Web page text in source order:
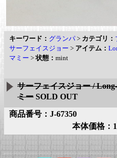
キーワード： グランパ > カテゴリ：
サーフェイスジョー > アイテム：
マミー >状態： mint
サーフェイスジョー /
ミー SOLD OUT
商品番号：J-67350
本体価格：